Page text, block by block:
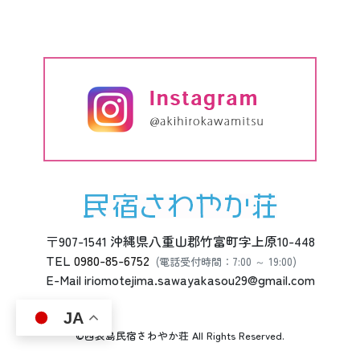
〒907-1541 沖縄県八重山郡竹富町字上原10-448
TEL 0980-85-6752 (電話受付時間：7:00 ～ 19:00)
E-Mail iriomotejima.sawayakasou29@gmail.com
©西表島民宿さわやか荘 All Rights Reserved.
JA